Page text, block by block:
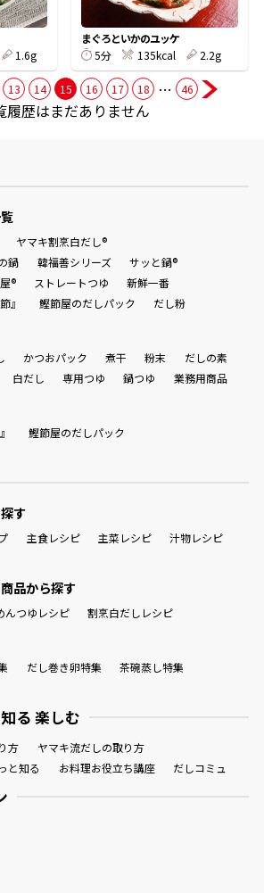
1.6g
まぐろといかのユッケ
5分
135kcal 2.2g
13 14 15 16 17 18 … 46
履歴はまだありません
ヤマキ割烹白だし®
鍋
韓福善シリーズ
サッと鍋®
® ストレートつゆ
新鮮一番
』 鰹節屋のだしパック だし粉
かつおパック 煮干 粉末
だしの素
白だし 専用つゆ 鍋つゆ 業務用商品
鰹節屋のだしパック
す
主食レシピ 主菜レシピ
汁物レシピ
品から探す
んつゆレシピ 割烹白だしレシピ
だし巻き卵特集 茶碗蒸し特集
る 楽しむ
方
ヤマキ流だしの取り方
と知る
お料理お役立ち講座 だしコミュ